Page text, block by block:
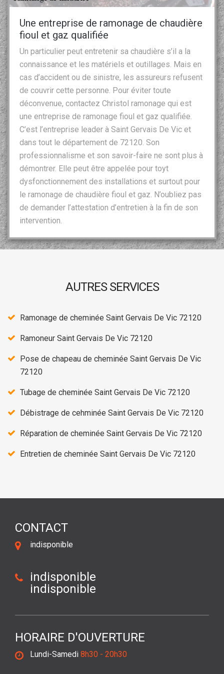
Une entreprise de ramonage de chaudière
fioul et gaz qualifiée
Un particulier peut entretenir sa chaudière s’il a la
connaissance et les matériels et outillages. Mais en
cas d’accident ou de sinistre, les assureurs refusent
de couvrir cette personne. Pour éviter toute
déconvenue, contactez Christol ramonage qui est
une entreprise de ramonage fioul et gaz qualifiée.
C’est l’entreprise leader à Saint Gervais De Vic et
dans tout le département de 72120. Son
professionnalisme et son savoir-faire ne sont plus à
démontrer. Elle peut être appelée pour toyt
dysfonctionnement des installations et surtout pour
le ramonage de chaudière fioul et gaz. N’oubliez pas
de demander l’attestation d’entretien à la fin de son
intervention.
AUTRES SERVICES
Ramonage de cheminée Saint Gervais De Vic 72120
Ramoneur Saint Gervais De Vic 72120
Pose de chapeau de cheminée Saint Gervais De Vic
72120
Tubage de cheminée Saint Gervais De Vic 72120
Débistrage de cehminée Saint Gervais De Vic 72120
Réparation de cheminée Saint Gervais De Vic 72120
Entretien de cheminée Saint Gervais De Vic 72120
CONTACT
indisponible
indisponible
indisponible
HORAIRE D'OUVERTURE
Lundi-Samedi 8h30 - 20h30